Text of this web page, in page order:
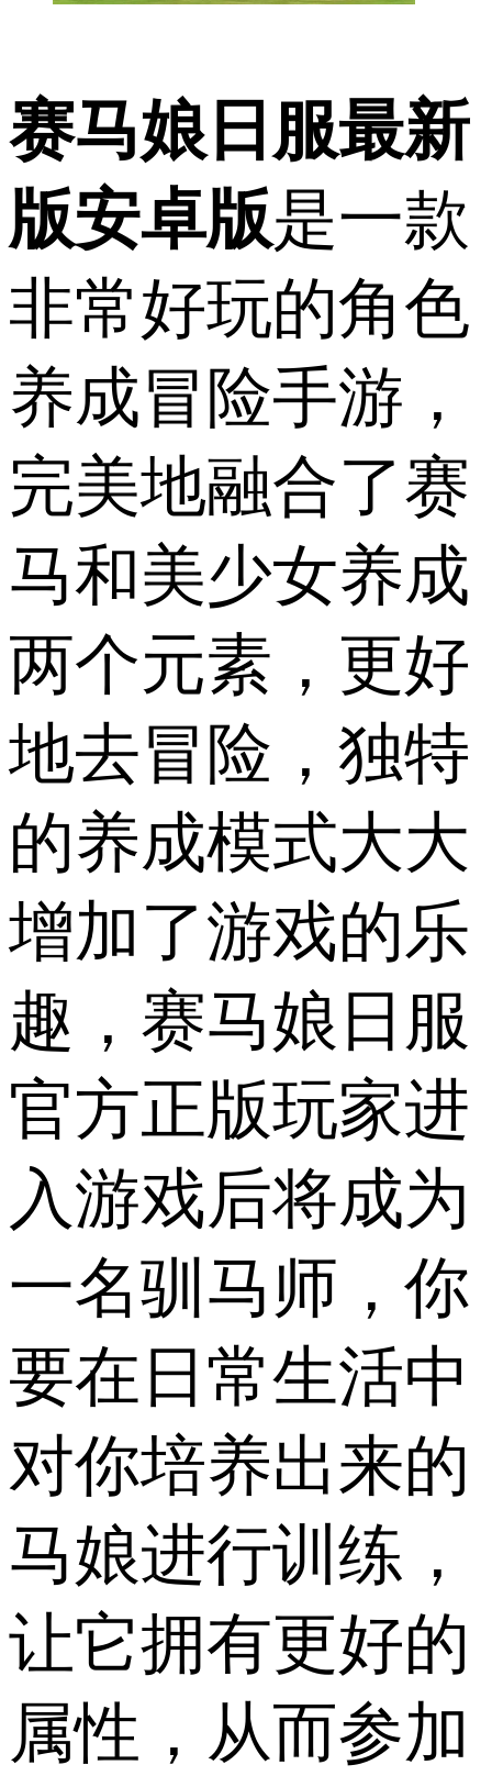
赛马娘日服最新
版安卓版是一款
非常好玩的角色
养成冒险手游，
完美地融合了赛
马和美少女养成
两个元素，更好
地去冒险，独特
的养成模式大大
增加了游戏的乐
趣，赛马娘日服
官方正版玩家进
入游戏后将成为
一名驯马师，你
要在日常生活中
对你培养出来的
马娘进行训练，
让它拥有更好的
属性，从而参加